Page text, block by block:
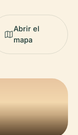
Abrir el
mapa